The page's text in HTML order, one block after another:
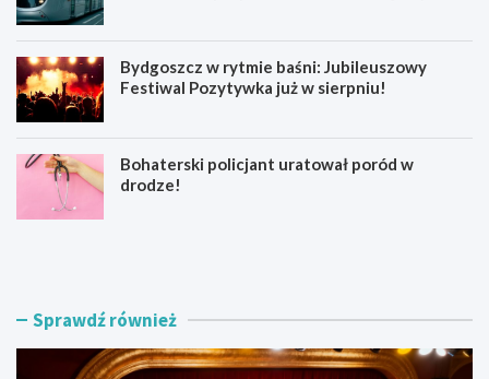
Bydgoszcz w rytmie baśni: Jubileuszowy
Festiwal Pozytywka już w sierpniu!
Bohaterski policjant uratował poród w
drodze!
Z
ń
Z
c Sprawdź również